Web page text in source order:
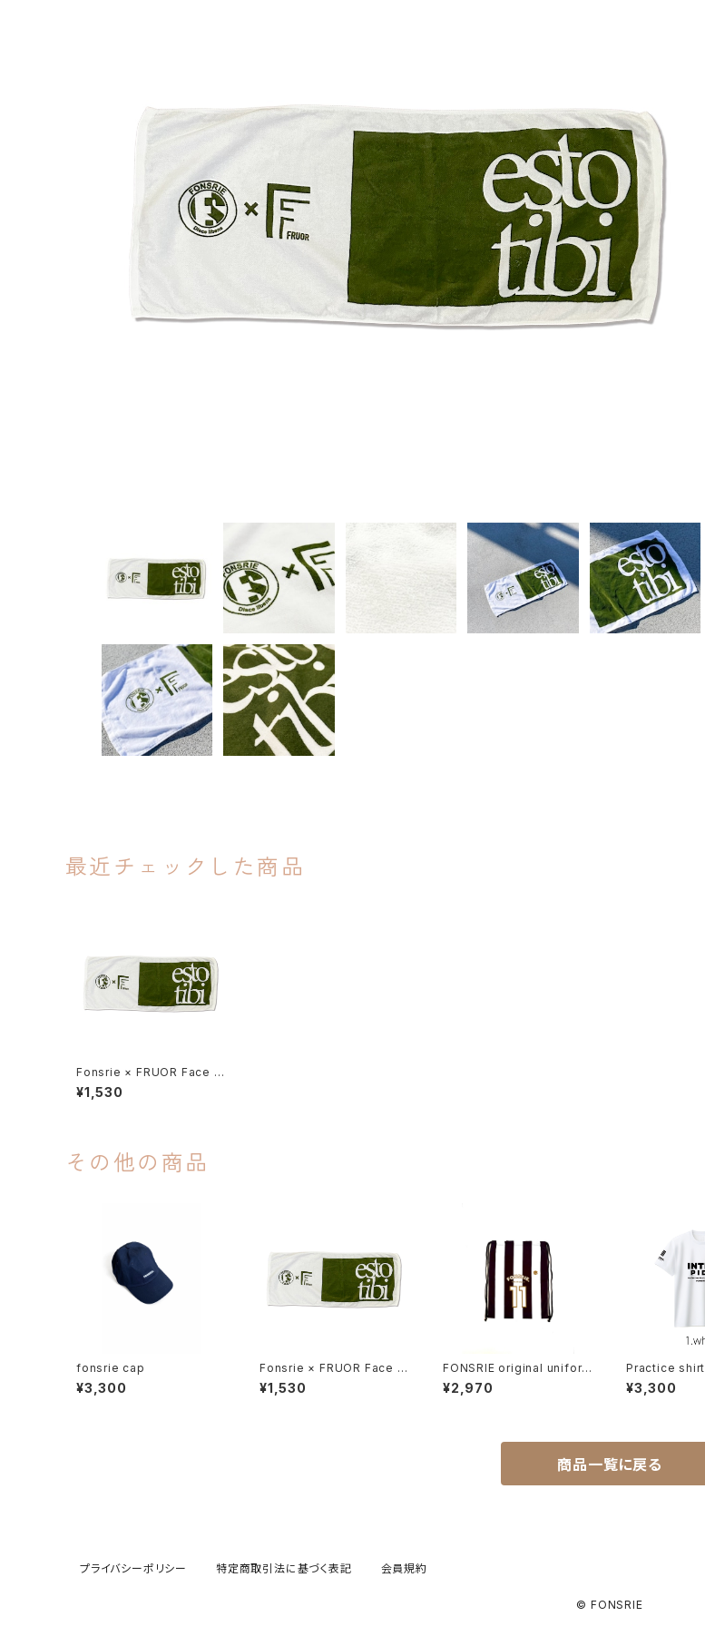
最近チェックした商品
Fonsrie × FRUOR Face to
wel
¥1,530
その他の商品
fonsrie cap
¥3,300
Fonsrie × FRUOR Face to
wel
¥1,530
FONSRIE original uniform
case
¥2,970
Practice shirt
¥3,300
商品一覧に戻る
プライバシーポリシー 特定商取引法に基づく表記 会員規約
© FONSRIE